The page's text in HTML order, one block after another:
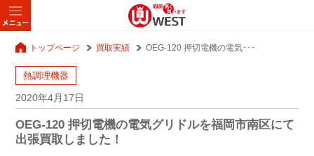
トップページ 買取実績 OEG-120 押切電機の電気･･･
熱調理機器
2020年4月17日
OEG-120 押切電機の電気グリドルを福岡市南区にて
出張買取しました！